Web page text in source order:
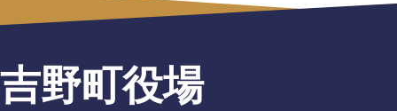
吉野町役場